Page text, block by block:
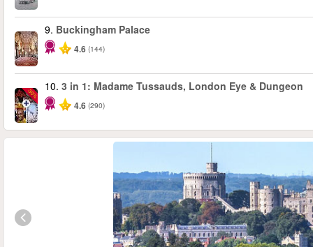
9. Buckingham Palace
4.6 (144)
-30%
10. 3 in 1: Madame Tussauds, London Eye & Dungeon
4.6 (290)